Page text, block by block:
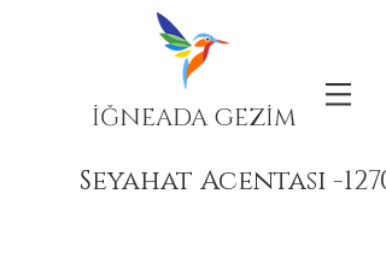
İĞNEADA GEZİM
Seyahat Acentası -